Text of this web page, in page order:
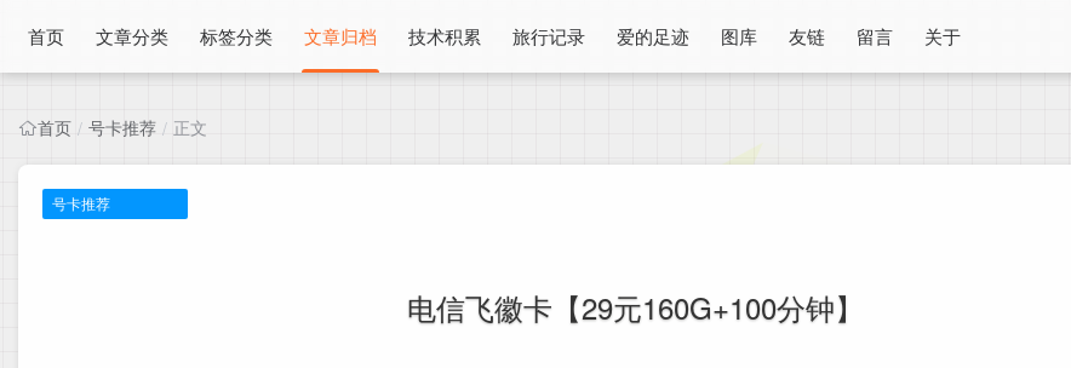
首页 文章分类 标签分类 文章归档 技术积累 旅行记录 爱的足迹 图库 友链 留言 关于
首页 / 号卡推荐 / 正文
号卡推荐
电信飞徽卡【29元160G+100分钟】